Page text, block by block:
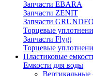
Запчасти EBARA
Запчасти ZENIT
Запчасти
Торцевые
Запчасти Flygt
Торцевые
Пластиковые
Емкости для воды
Вертикальные